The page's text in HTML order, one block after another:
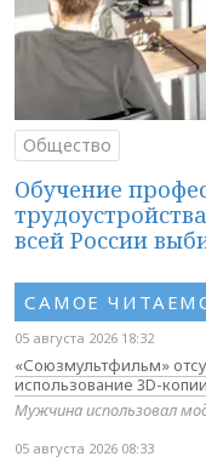
Общество
Обучение
всей России
САМОЕ
05 августа 2026 18:32
«Союзмультфильм»
использование 3D-
Мужчина использовал
05 августа 2026 08:33